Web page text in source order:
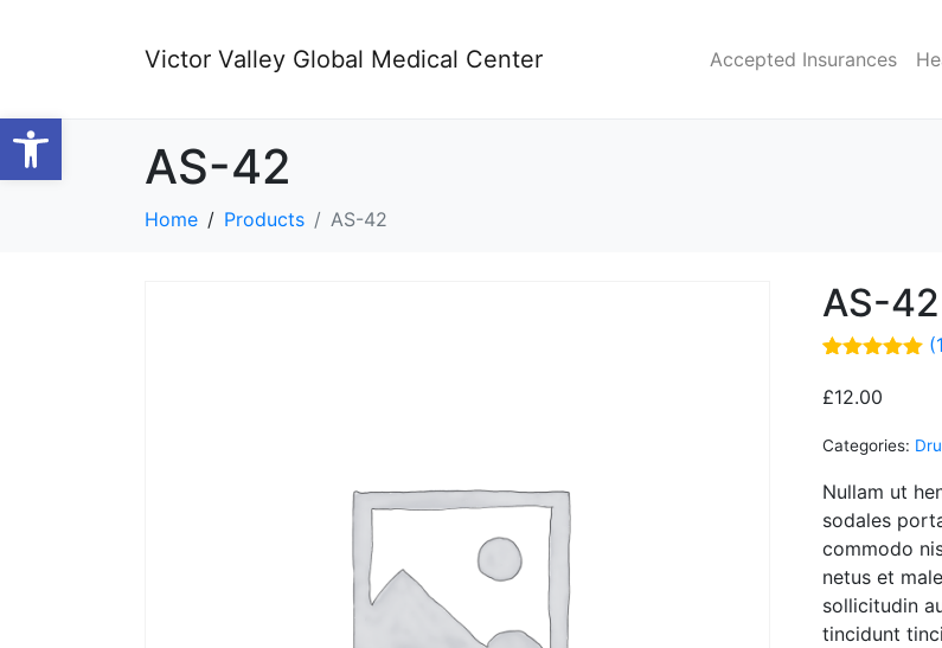
Open toolbar
Victor Valley Global Medical Center Accepted Insurances
AS-42
Home Products AS-42
AS-42
out of 5
based on
rating
(1
£12.00
Categories:
Nullam ut
sodales
commodo
netus et
sollicitudin
tincidunt